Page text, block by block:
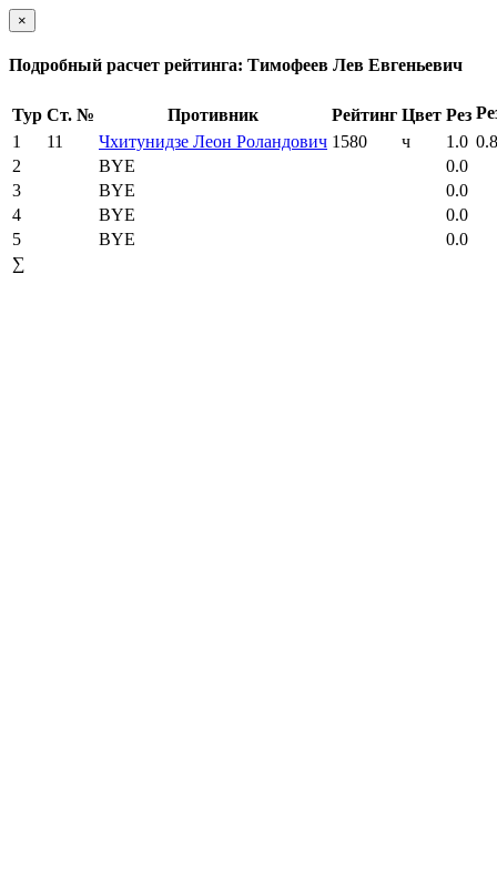
×
Подробный расчет рейтинга: Тимофеев Лев Евгеньевич
Тур Ст. № Противник Рейтинг Цвет Рез
1
11 Чхитунидзе Леон Роландович 1580 ч 1.0
2
BYE
0.0
3
BYE
0.0
4
BYE
0.0
5
BYE
0.0
∑